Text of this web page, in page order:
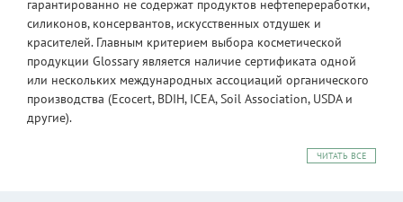
гарантированно не содержат продуктов нефтепереработки,
силиконов, консервантов, искусственных отдушек и
красителей. Главным критерием выбора косметической
продукции Glossary является наличие сертификата одной
или нескольких международных ассоциаций органического
производства (Ecocert, BDIH, ICEA, Soil Association, USDA и
другие).
ЧИТАТЬ ВСЕ